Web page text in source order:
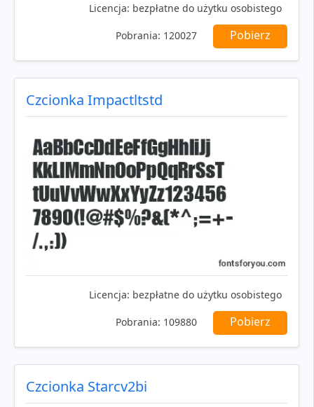
Licencja: bezpłatne do użytku osobistego
Pobrania: 120027 Pobierz
Czcionka Impactltstd
Licencja: bezpłatne do użytku osobistego
Pobrania: 109880 Pobierz
Czcionka Starcv2bi